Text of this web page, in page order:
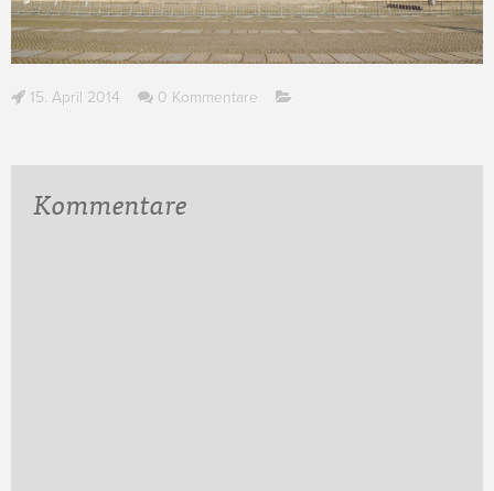
15. April 2014 0 Kommentare
Kommentare